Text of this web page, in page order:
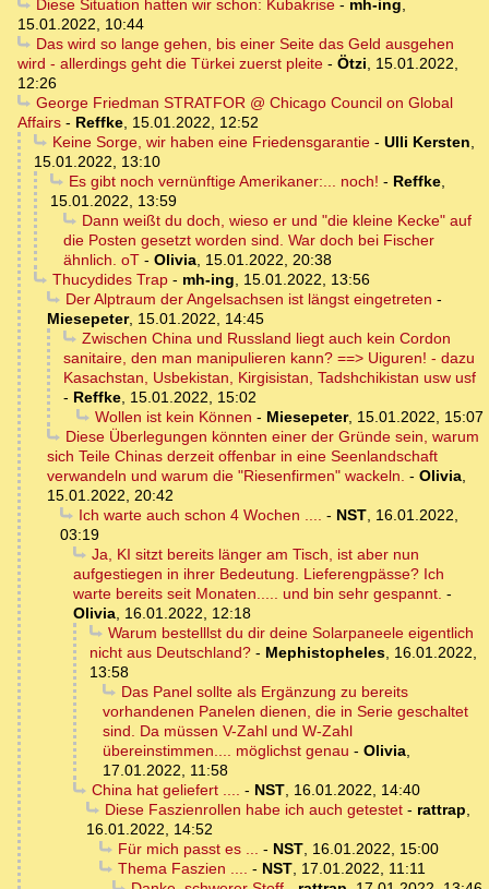
Diese Situation hatten wir schon: Kubakrise- mh-ing,
15.01.2022, 10:44
Das wird so lange gehen, bis einer Seite das Geld ausgehen
wird - allerdings geht die Türkei zuerst pleite - Ötzi, 15.01.2022,
12:26
George Friedman STRATFOR @ Chicago Council on Global
Affairs - Reffke, 15.01.2022, 12:52
Keine Sorge, wir haben eine Friedensgarantie- Ulli Kersten,
15.01.2022, 13:10
Es gibt noch vernünftige Amerikaner:... noch! - Reffke,
15.01.2022, 13:59
Dann weißt du doch, wieso er und "die kleine Kecke" auf
die Posten gesetzt worden sind. War doch bei Fischer
ähnlich. oT - Olivia, 15.01.2022, 20:38
Thucydides Trap- mh-ing, 15.01.2022, 13:56
Der Alptraum der Angelsachsen ist längst eingetreten -
Miesepeter, 15.01.2022, 14:45
Zwischen China und Russland liegt auch kein Cordon
sanitaire, den man manipulieren kann? ==> Uiguren! - dazu
Kasachstan, Usbekistan, Kirgisistan, Tadshchikistan usw usf
- Reffke, 15.01.2022, 15:02
Wollen ist kein Können - Miesepeter, 15.01.2022, 15:07
Diese Überlegungen könnten einer der Gründe sein, warum
sich Teile Chinas derzeit offenbar in eine Seenlandschaft
verwandeln und warum die "Riesenfirmen" wackeln. - Olivia,
15.01.2022, 20:42
Ich warte auch schon 4 Wochen .... - NST, 16.01.2022,
03:19
Ja, KI sitzt bereits länger am Tisch, ist aber nun
aufgestiegen in ihrer Bedeutung. Lieferengpässe? Ich
warte bereits seit Monaten..... und bin sehr gespannt. -
Olivia, 16.01.2022, 12:18
Warum bestelllst du dir deine Solarpaneele eigentlich
nicht aus Deutschland? - Mephistopheles, 16.01.2022,
13:58
Das Panel sollte als Ergänzung zu bereits
vorhandenen Panelen dienen, die in Serie geschaltet
sind. Da müssen V-Zahl und W-Zahl
übereinstimmen.... möglichst genau - Olivia,
17.01.2022, 11:58
China hat geliefert .... - NST, 16.01.2022, 14:40
Diese Faszienrollen habe ich auch getestet- rattrap,
16.01.2022, 14:52
Für mich passt es ... - NST, 16.01.2022, 15:00
Thema Faszien .... - NST, 17.01.2022, 11:11